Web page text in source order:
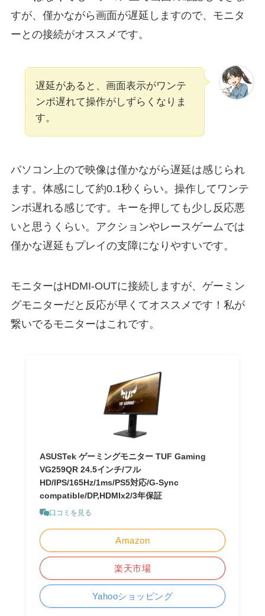
すが、僅かながら画面が遅延しますので、モニタ
ーとの接続がオススメです。
遅延があると、画面表示がワンテ
ンポ遅れて操作がしずらくなりま
す。
パソコン上ので映像は僅かながら遅延は感じられ
ます。体感にして約0.1秒くらい。操作してワンテ
ンポ遅れる感じです。キーを押しても少し反応悪
いと思うくらい。アクションやレースゲームでは
僅かな遅延もプレイの支障になりやすいです。
モニターはHDMI-OUTに接続しますが、ゲーミン
グモニターだと反応が早くてオススメです！私が
繋いでるモニターはこれです。
ASUSTek ゲーミングモニター TUF Gaming
VG259QR 24.5インチ/フル
HD/IPS/165Hz/1ms/PS5対応/G-Sync
compatible/DP,HDMIx2/3年保証
口コミを見る
Amazon
楽天市場
Yahooショッピング